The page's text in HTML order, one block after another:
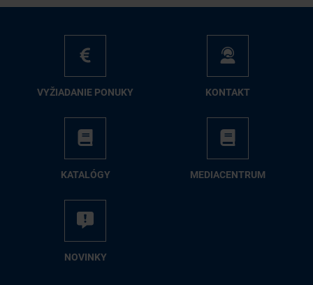
VY­ŽIA­DA­NIE PO­NU­KY KON­TAKT
KA­TA­LÓ­GY ME­DIA­CEN­TRUM
NO­VIN­KY